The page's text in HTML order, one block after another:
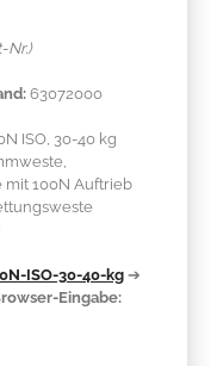
Nr.)
63072000
ISO, 30-40 kg
mit 100N Auftrieb
ISO-30-40-kg ➔
Eingabe: